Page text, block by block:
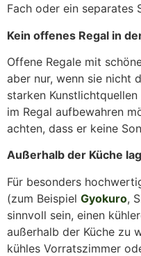
Fach oder ein separates
Kein offenes Regal in
Offene Regale mit
aber nur, wenn sie nicht
starken
im Regal aufbewahren
achten, dass er keine
Außerhalb der Küche
Für besonders
(zum Beispiel Gyokuro,
sinnvoll sein, einen
außerhalb der Küche zu
kühles Vorratszimmer